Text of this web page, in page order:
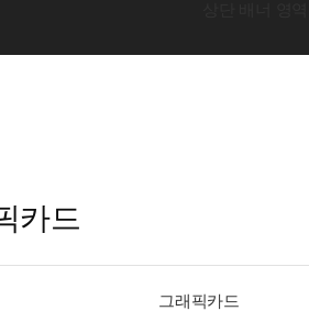
카드
그래픽카드